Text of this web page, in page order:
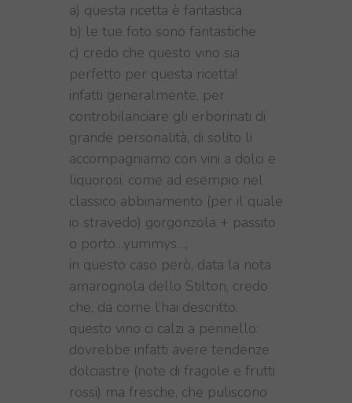
a) questa ricetta è fantastica
b) le tue foto sono fantastiche
c) credo che questo vino sia
perfetto per questa ricetta!
infatti generalmente, per
controbilanciare gli erborinati di
grande personalità, di solito li
accompagniamo con vini a dolci e
liquorosi, come ad esempio nel
classico abbinamento (per il quale
io stravedo) gorgonzola + passito
o porto…yummys…;
in questo caso però, data la nota
amarognola dello Stilton, credo
che, da come l’hai descritto,
questo vino ci calzi a pennello:
dovrebbe infatti avere tendenze
dolciastre (note di fragole e frutti
rossi) ma fresche, che puliscono